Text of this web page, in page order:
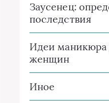
Заусенец:
последствия
Идеи маникюра
женщин
Иное